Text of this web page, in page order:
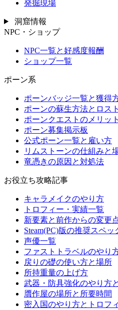
発掘現場
洞窟情報
NPC・ショップ
NPC一覧と好感度報酬
ショップ一覧
ポーン系
ポーンバッジ一覧と獲得
ポーンの蘇生方法とロスト
ポーンクエストのメリット
ポーン募集掲示板
公式ポーン一覧と雇い方
リムストーンの仕組みと
竜憑きの原因と対処法
お役立ち攻略記事
キャラメイクのやり方
トロフィー・実績一覧
新要素と前作からの変更
Steam(PC)版の推奨スペッ
声優一覧
ファストトラベルのやり
戻りの礎の使い方と場所
所持重量の上げ方
武器・防具強化のやり方
贋作屋の場所と所要時間
密入国のやり方とトロフ